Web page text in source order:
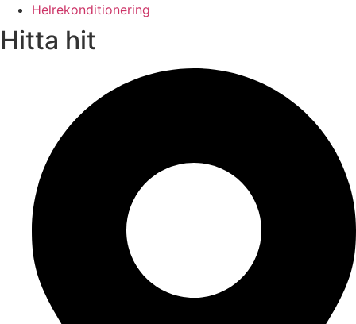
Helrekonditionering
Hitta hit